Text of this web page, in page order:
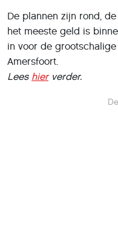
De plannen zijn rond,
het meeste geld is
in voor de
Amersfoort.
Lees hierverder.